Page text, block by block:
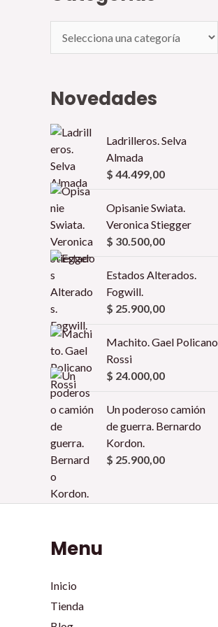
Novedades
Ladrilleros. Selva
Almada
$ 44.499,00
Opisanie Swiata.
Veronica Stiegger
$ 30.500,00
Estados Alterados.
Fogwill.
$ 25.900,00
Machito. Gael Policano
Rossi
$ 24.000,00
Un poderoso camión
de guerra. Bernardo
Kordon.
$ 25.900,00
Menu
Inicio
Tienda